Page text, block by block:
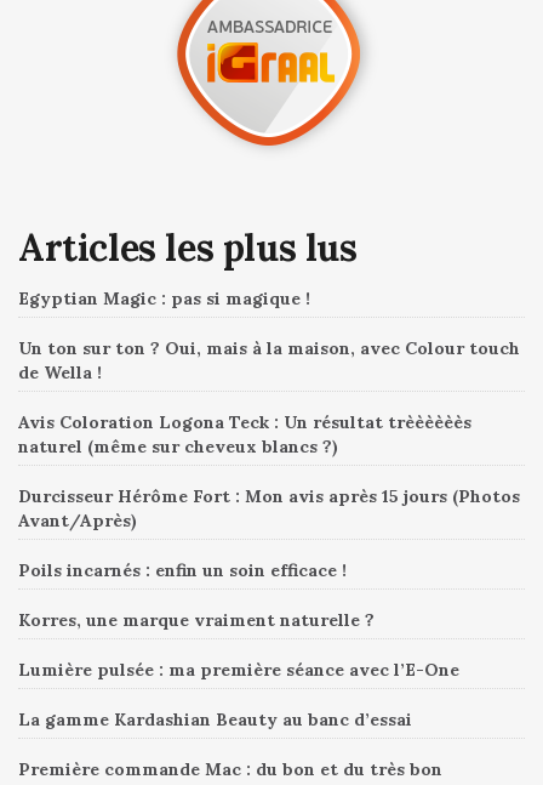
Articles les plus lus
Egyptian Magic : pas si magique !
Un ton sur ton ? Oui, mais à la maison, avec Colour touch
de Wella !
Avis Coloration Logona Teck : Un résultat trèèèèèès
naturel (même sur cheveux blancs ?)
Durcisseur Hérôme Fort : Mon avis après 15 jours (Photos
Avant/Après)
Poils incarnés : enfin un soin efficace !
Korres, une marque vraiment naturelle ?
Lumière pulsée : ma première séance avec l’E-One
La gamme Kardashian Beauty au banc d’essai
Première commande Mac : du bon et du très bon